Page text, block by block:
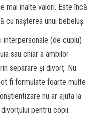
mai înalte valori. Este încă
cu nașterea unui bebeluș.
interpersonale (de cuplu)
sau chiar a ambilor
separare și divorț. Nu
fi formulate foarte multe
nu ar ajuta la
pentru copii.